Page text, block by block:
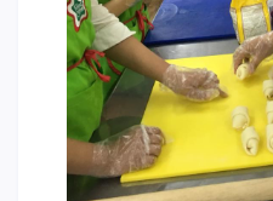
Проживание и общежития
Кампус-тур
International studying
METU Courses